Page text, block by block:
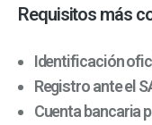
Requisitos más
Identificación
Registro ante el
Cuenta bancaria